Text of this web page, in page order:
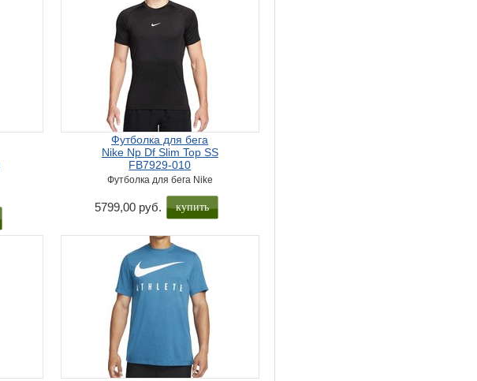
Футболка для бега
Nike Np Df Slim Top SS
FB7929-010
Футболка для бега Nike
5799,00 руб. купить